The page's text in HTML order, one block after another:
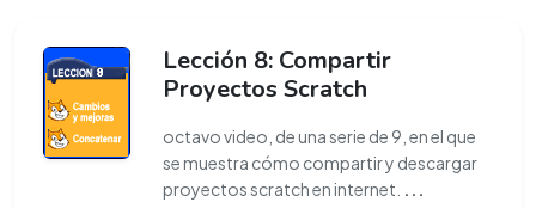
Lección 8: Compartir
Proyectos Scratch
octavo video, de una serie de 9, en el que
se muestra cómo compartir y descargar
proyectos scratch en internet. ...